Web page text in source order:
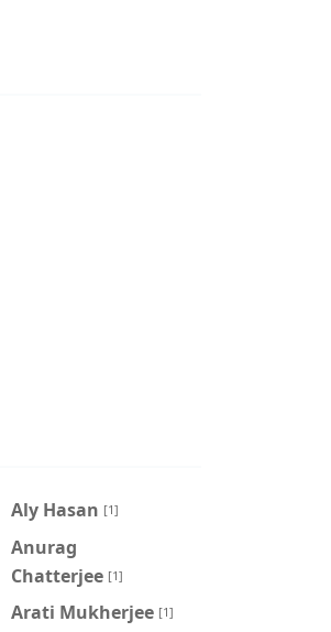
Aly Hasan [1]
Anurag
Chatterjee [1]
Arati Mukherjee [1]